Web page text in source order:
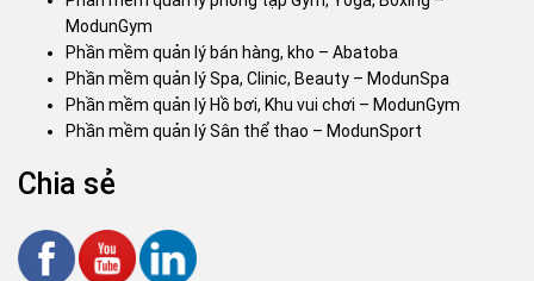
ModunGym
Phần mềm quản lý bán hàng, kho – Abatoba
Phần mềm quản lý Spa, Clinic, Beauty – ModunSpa
Phần mềm quản lý Hồ bơi, Khu vui chơi – ModunGym
Phần mềm quản lý Sân thể thao – ModunSport
Chia sẻ